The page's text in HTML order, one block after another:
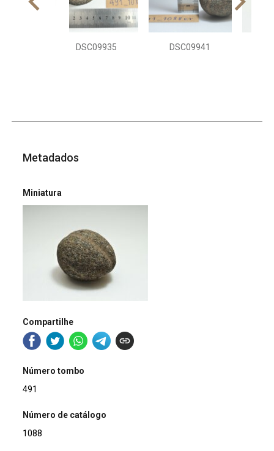
DSC09935 DSC09941
Metadados
Miniatura
Compartilhe
Número tombo
491
Número de catálogo
1088